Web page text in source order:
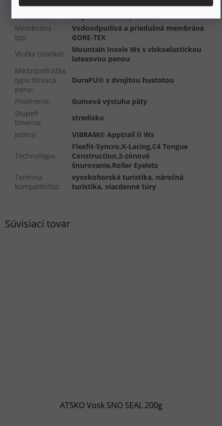
Súvisiaci tovar
ATSKO Vosk SNO SEAL 200g
Horná časť
(materiál):
Koža Heinen Terracare® nubuk 2,1 mm
s hydrofóbnou úpravou
Membrána -
typ:
Vodoodpudivá a priedušná membrána
GORE-TEX
Vložka (stielka):
Mountain Insole Ws s viskoelastickou
latexovou penou
Medzipodrážka
typu tlmiaca
pena:
DuraPU® s dvojitou hustotou
Posilnenie:
Gumová výstuha päty
Stupeň
tlmenia:
stredisko
Jediný: VIBRAM® Apptrail II Ws
Technológia:
Flexfit-Syncro,X-Lacing,C4 Tongue
Construction,2-zónové
šnurovanie,Roller Eyelets
Terénna
kompatibilita:
vysokohorská turistika, náročná
turistika, viacdenné túry